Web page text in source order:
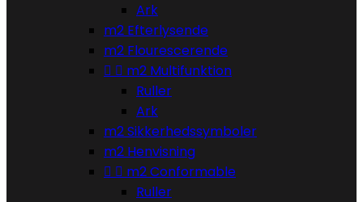
Ark
m2 Efterlysende
m2 Flourescerende
  m2 Multifunktion
Ruller
Ark
m2 Sikkerhedssymboler
m2 Henvisning
  m2 Conformable
Ruller